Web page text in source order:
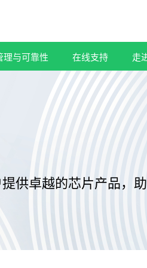
理与可靠性 在线支持 走
供卓越的芯片产品，